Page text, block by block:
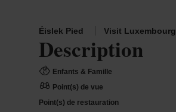
Éislek Pied Visit Luxembourg
Description
Enfants & Famille
Point(s) de vue
Point(s) de restauration